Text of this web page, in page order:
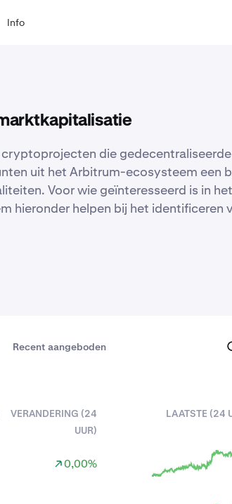
Info
die
uit het Arbitrum-ecosysteem een
Voor wie geïnteresseerd is in
helpen bij het identificeren
Recent aangeboden
VERANDERING (24
UUR)
LAATSTE (24
0,00%